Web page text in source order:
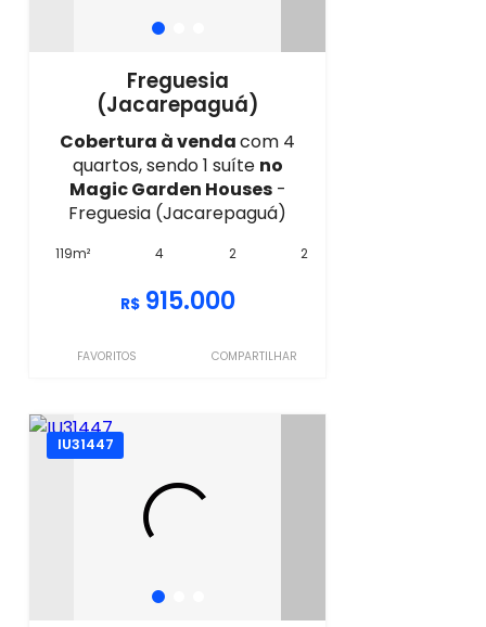
Freguesia
(Jacarepaguá)
Cobertura à vendacom 4
quartos, sendo 1 suíte no
Magic Garden Houses-
Freguesia (Jacarepaguá)
119m² 4 2 2
R$ 915.000
FAVORITOS COMPARTILHAR
IU31447